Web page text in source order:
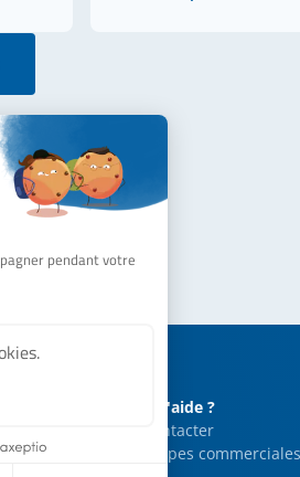
Besoin d'aide ?
Nous contacter
Nos équipes commerciales